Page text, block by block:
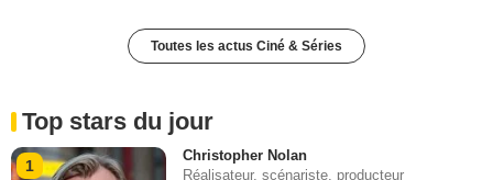
Toutes les actus Ciné & Séries
Top stars du jour
1
Christopher Nolan
Réalisateur, scénariste, producteur